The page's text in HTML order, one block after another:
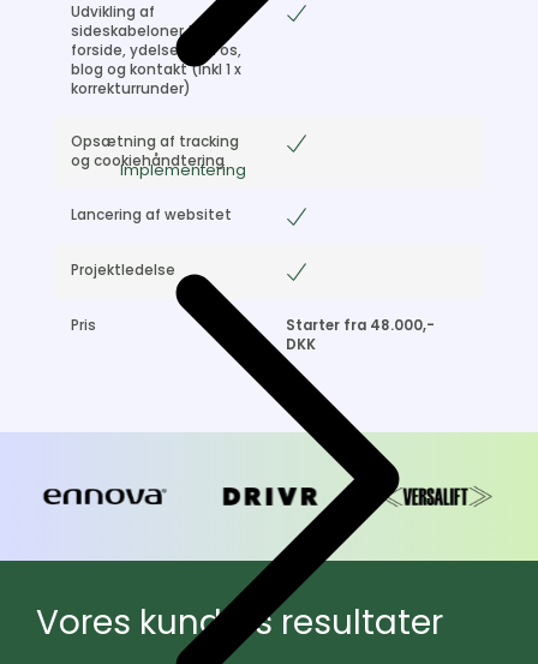
Implementering
Udvikling af
sideskabeloner til
forside, ydelser, om os,
blog og kontakt (inkl 1 x
korrekturrunder)
Included
Opsætning af tracking
og cookiehåndtering
Included
Lancering af websitet Included
Projektledelse Included
Pris
Starter fra 48.000,-
DKK
Vores kunders resultater